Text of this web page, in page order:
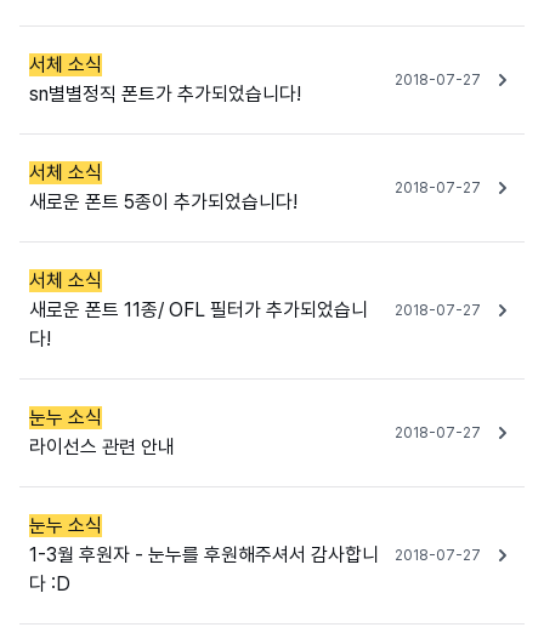
서체 소식
sn별별정직 폰트가 추가되었습니다!
2018-07-27
서체 소식
새로운 폰트 5종이 추가되었습니다!
2018-07-27
서체 소식
새로운 폰트 11종/ OFL 필터가 추가되었습니
다!
2018-07-27
눈누 소식
라이선스 관련 안내
2018-07-27
눈누 소식
1-3월 후원자 - 눈누를 후원해주셔서 감사합니
다 :D
2018-07-27